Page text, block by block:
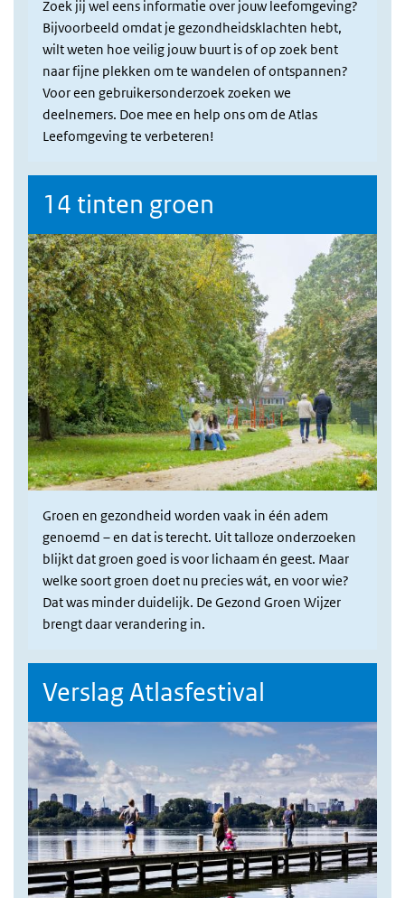
Zoek jij wel eens informatie over jouw leefomgeving?
Bijvoorbeeld omdat je gezondheidsklachten hebt,
wilt weten hoe veilig jouw buurt is of op zoek bent
naar fijne plekken om te wandelen of ontspannen?
Voor een gebruikersonderzoek zoeken we
deelnemers. Doe mee en help ons om de Atlas
Leefomgeving te verbeteren!
14 tinten groen
Groen en gezondheid worden vaak in één adem
genoemd – en dat is terecht. Uit talloze onderzoeken
blijkt dat groen goed is voor lichaam én geest. Maar
welke soort groen doet nu precies wát, en voor wie?
Dat was minder duidelijk. De Gezond Groen Wijzer
brengt daar verandering in.
Verslag Atlasfestival